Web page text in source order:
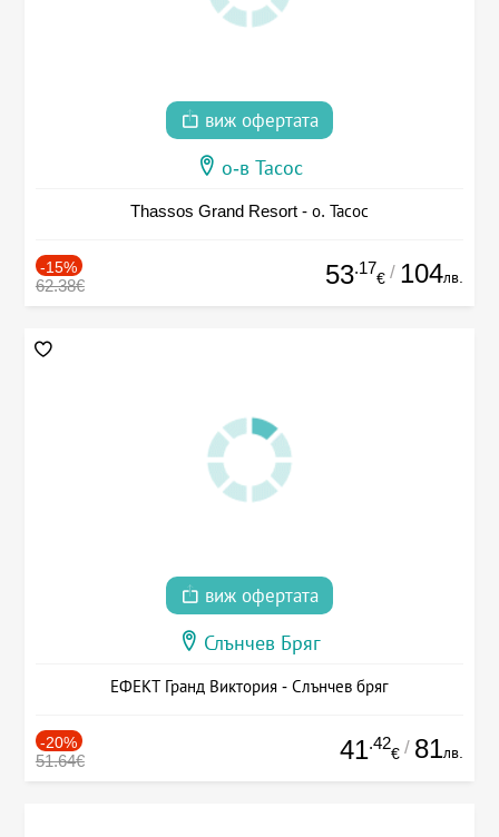
виж офертата
о-в Тасос
Thassos Grand Resort - о. Тасос
-15%
62.38€ 53.17
€ / 104лв.
виж офертата
Слънчев Бряг
ЕФЕКТ Гранд Виктория - Слънчев бряг
-20%
51.64€ 41.42
€ / 81лв.